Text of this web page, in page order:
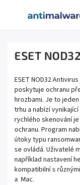
ESET
ESET NOD32Antivirus
poskytuje ochranu př
hrozbami. Je to jeden
trhu a nabízívynikající
rychlého skenováníje
ochranu. Program nab
útokytypu ransom
se ovládá. Uživatelé m
například nastaveníhe
kompatibilnís různými
a Mac.